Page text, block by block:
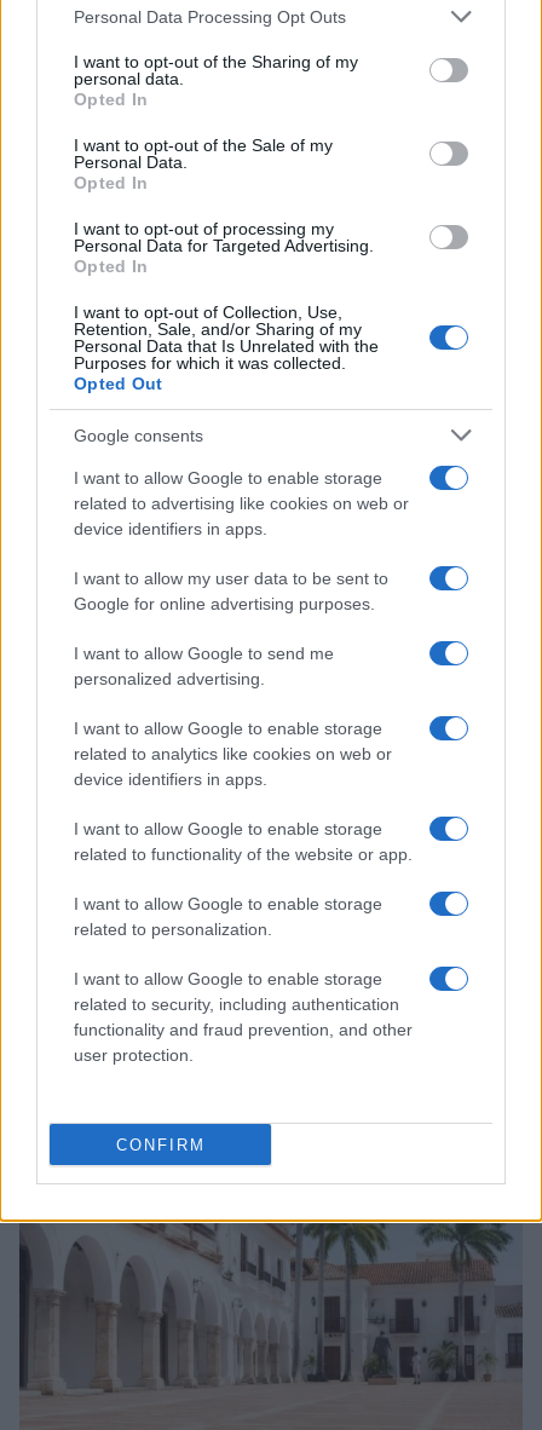
Please note that this website/app uses one or more Google
not limited to your visit or usage behaviour. You may click to
grant or deny consent to Google and its third-party tags to
use your data for below specified purposes in below Google
consent section.
Personal Data Processing Opt Outs
I want to opt-out of the Sharing of my
personal data.
Opted In
I want to opt-out of the Sale of my
Personal Data.
Opted In
I want to opt-out of processing my
Personal Data for Targeted Advertising.
Opted In
I want to opt-out of Collection, Use,
Retention, Sale, and/or Sharing of my
Personal Data that Is Unrelated with the
Purposes for which it was collected.
Opted Out
Google consents
I want to allow Google to enable storage
related to advertising like cookies on web or
device identifiers in apps.
I want to allow my user data to be sent to
Google for online advertising purposes.
I want to allow Google to send me
personalized advertising.
I want to allow Google to enable storage
related to analytics like cookies on web or
device identifiers in apps.
I want to allow Google to enable storage
related to functionality of the website or app.
I want to allow Google to enable storage
related to personalization.
I want to allow Google to enable storage
related to security, including authentication
functionality and fraud prevention, and other
user protection.
CONFIRM
probabilità trasparenti e sink credibili? 4) La curva
di difficoltà propone skill checks vari e leggibili? 5)
Le patch note mostrano coerenza e cura
e abilità, evitando grinding obbligato? Con queste
domande, un giocatore può prevedere il valore nel
lungo periodo, leggere gli aggiornamenti con
lucidità e scegliere prodotti che sostengono
duraturo.